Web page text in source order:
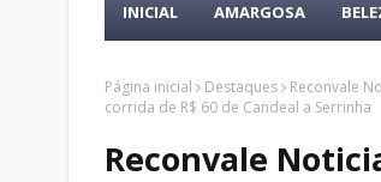
INICIAL AMARGOSA
Página inicial Destaques
Reconvale
corrida de R$ 60 de Candeal a Serrinha
Reconvale